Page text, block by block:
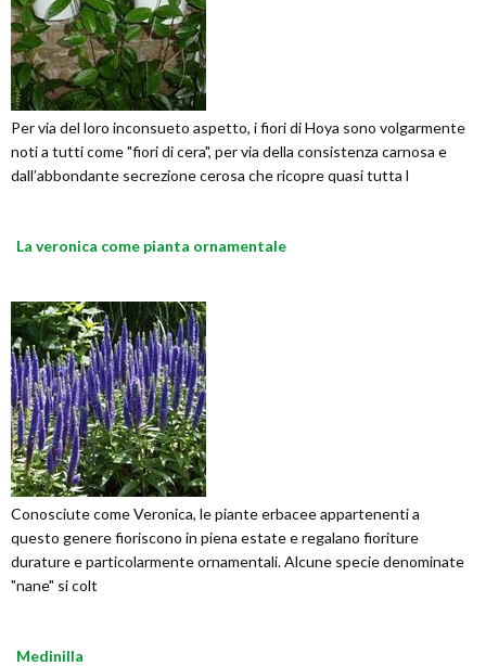
Per via del loro inconsueto aspetto, i fiori di Hoya sono volgarmente
noti a tutti come "fiori di cera", per via della consistenza carnosa e
dall’abbondante secrezione cerosa che ricopre quasi tutta l
La veronica come pianta ornamentale
Conosciute come Veronica, le piante erbacee appartenenti a
questo genere fioriscono in piena estate e regalano fioriture
durature e particolarmente ornamentali. Alcune specie denominate
"nane" si colt
Medinilla